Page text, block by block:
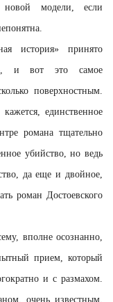
новой модели, если
история» принято
, и вот это самое
поверхностным.
единственное
романа тщательно
убийство, но ведь
да еще и двойное,
роман Достоевского
вполне осознанно,
прием, который
и с размахом.
очень известным,